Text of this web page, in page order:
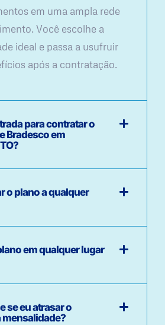
em uma ampla rede
Você escolhe a
ideal e passa a usufruir
após a contratação.
para contratar o
Bradesco em
o plano a qualquer
em qualquer lugar
se eu atrasar o
mensalidade?